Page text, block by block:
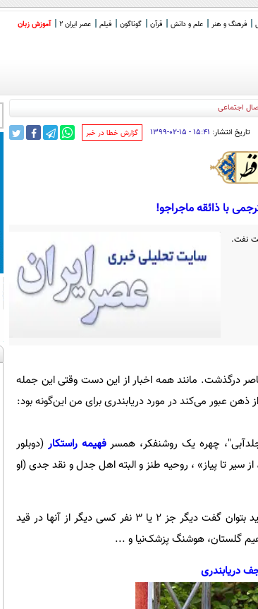
فرهنگ و هنر علم و دانش قرآن گوناگون فیلم عصر ایران 2 آموزش زبان
اجتماعی
تاریخ انتشار: ۱۵:۴۱ - ۱۵-۰۲-۱۳۹۹ ‌گزارش خطا در خبر
با ذائقه ماجراجو!
نفت.
درگذشت. مانند همه اخبار از این دست وقتی این جمله
عبور می‌کند در مورد دریابندری برای من این‌گونه بود:
چهره یک روشنفکر، همسرفهیمه راستکار (دوبلور
سیر تا پیاز» ، روحیه طنز و البته اهل جدل و نقد جدی (او
هم متعلق به نسلی از روشنفکری ایران است که شاید بتوان گفت دیگر جز 2 یا 3 نفر کسی دیگر از آنها در قید
گلستان، هوشنگ پزشک‌نیا و ...
دریابندری